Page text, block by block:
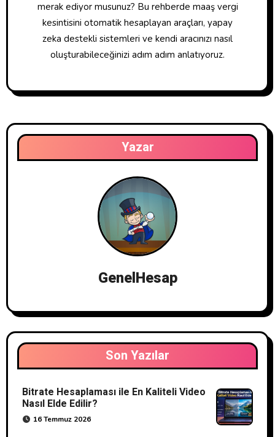
merak ediyor musunuz? Bu rehberde maaş vergi
kesintisini otomatik hesaplayan araçları, yapay
zeka destekli sistemleri ve kendi aracınızı nasıl
oluşturabileceğinizi adım adım anlatıyoruz.
Yazar
GenelHesap
Son Yazılar
Bitrate Hesaplaması ile En Kaliteli Video
Nasıl Elde Edilir?
16 Temmuz 2026